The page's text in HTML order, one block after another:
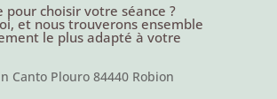
pour choisir votre séance ?
et nous trouverons ensemble
le plus adapté à votre
Canto Plouro 84440 Robion